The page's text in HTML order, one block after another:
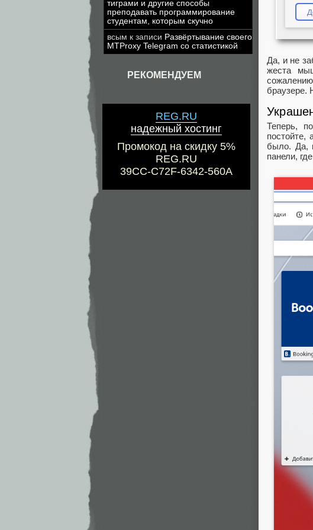
тиграми и другие способы
преподавать программирование
студентам, которым скучно
всым к записи Развёртывание своего
MTProxy Telegram со статистикой
РЕКОМЕНДУЕМ
REG.RU
надежный хостинг
Промокод на скидку 5%
REG.RU
39CC-C72F-6342-560A
Да, и не
жеста
браузере.
Теперь,
постойте,
было. Да,
панели,